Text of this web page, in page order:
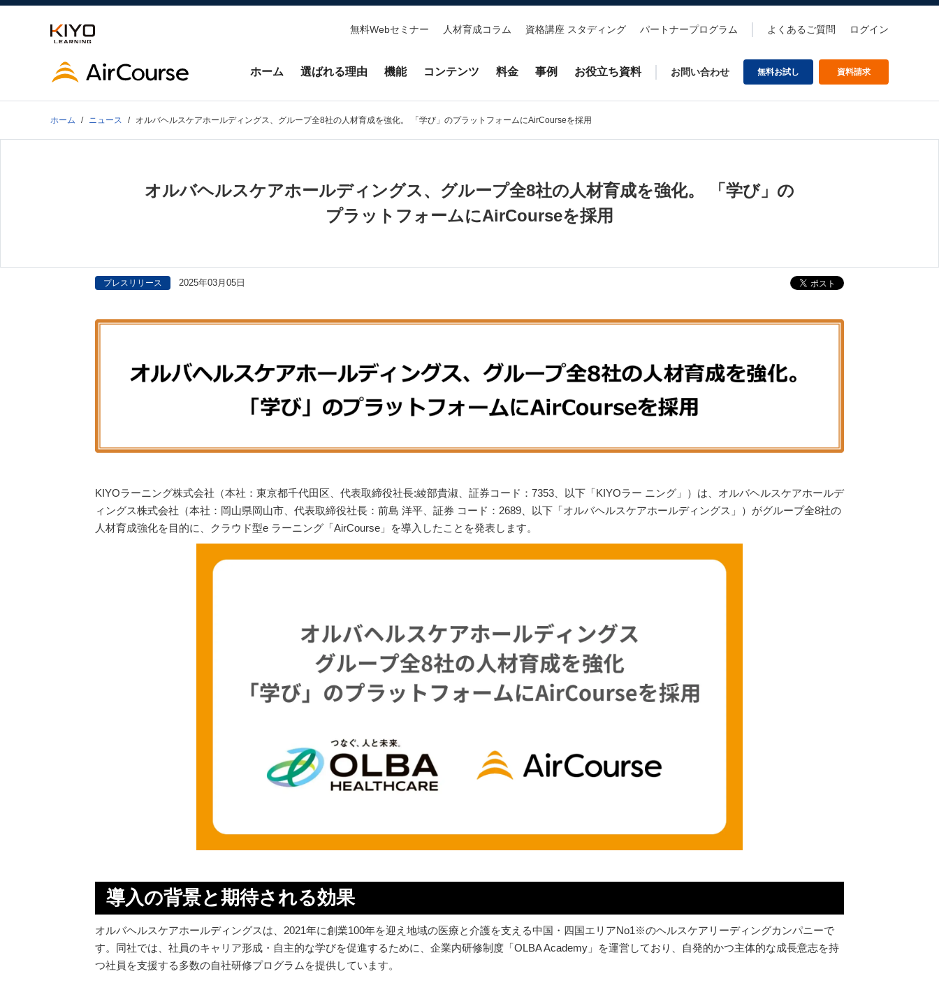
無料Webセミナー 人材育成コラム 資格講座 スタディング パートナープログラム よくあるご質問 ログイン
ホーム 選ばれる理由 機能 コンテンツ 料金 事例 お役立ち資料 お問い合わせ 無料お試し 資料請求
ホーム ニュース オルバヘルスケアホールディングス、グループ全8社の人材育成を強化。 「学び」のプラットフォームにAirCourseを採用
オルバヘルスケアホールディングス、グループ全8社の人材育成を強化。 「学び」の
プラットフォームにAirCourseを採用
プレスリリース 2025年03月05日
KIYOラーニング株式会社（本社：東京都千代田区、代表取締役社長:綾部貴淑、証券コード：7353、以下「KIYOラー ニング」）は、オルバヘルスケアホールデ
ィングス株式会社（本社：岡山県岡山市、代表取締役社長：前島 洋平、証券 コード：2689、以下「オルバヘルスケアホールディングス」）がグループ全8社の
人材育成強化を目的に、クラウド型e ラーニング「AirCourse」を導入したことを発表します。
導入の背景と期待される効果
オルバヘルスケアホールディングスは、2021年に創業100年を迎え地域の医療と介護を支える中国・四国エリアNo1※のヘルスケアリーディングカンパニーで
す。同社では、社員のキャリア形成・自主的な学びを促進するために、 企業内研修制度「OLBA Academy」を運営しており、自発的かつ主体的な成長意志を持
つ社員を支援する多数の自社研修プログラムを提供しています。